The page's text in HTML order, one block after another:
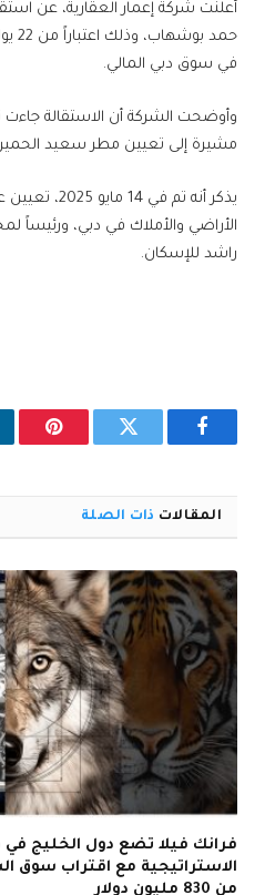
أعلنت شركة إعمار العقارية، عن
في سوق دبي المالي.
وأوضحت الشركة أن الاستقالة جاءت
مشيرة إلى تعيين مطر سعيد
يذكر أنه تم في
الأراضي والأملاك في دبي،
راشد للإسكان.
فيسبوك تويتر
المقالات ذات الصلة
فرانك فيلا تضع دول الخليج في
الاستراتيجية مع اقتراب سوق
من 830 مليون دولار